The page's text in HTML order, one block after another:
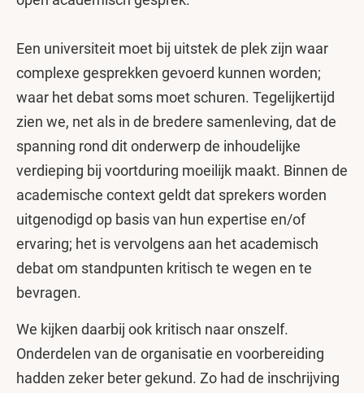
Een universiteit moet bij uitstek de plek zijn waar
complexe gesprekken gevoerd kunnen worden;
waar het debat soms moet schuren. Tegelijkertijd
zien we, net als in de bredere samenleving, dat de
spanning rond dit onderwerp de inhoudelijke
verdieping bij voortduring moeilijk maakt. Binnen de
academische context geldt dat sprekers worden
uitgenodigd op basis van hun expertise en/of
ervaring; het is vervolgens aan het academisch
debat om standpunten kritisch te wegen en te
bevragen.
We kijken daarbij ook kritisch naar onszelf.
Onderdelen van de organisatie en voorbereiding
hadden zeker beter gekund. Zo had de inschrijving